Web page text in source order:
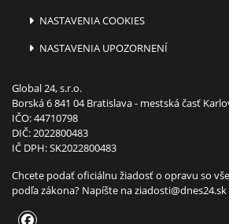
NASTAVENIA COOKIES
NASTAVENIA UPOZORNENÍ
Global 24, s.r.o.
Borská 6 841 04 Bratislava - mestská časť
IČO: 44710798
DIČ: 2022800483
IČ DPH: SK2022800483
Chcete podať oficiálnu žiadosť o opravu so
podľa zákona? Napíšte naziadosti@dnes24.sk